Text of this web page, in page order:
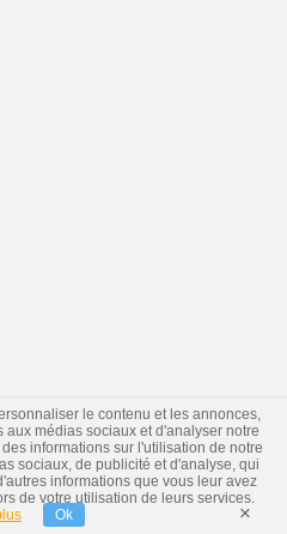
le contenu et les annonces,
médias sociaux et d'analyser notre
informations sur l'utilisation de notre
sociaux, de publicité et d'analyse, qui
informations que vous leur avez
de votre utilisation de leurs services.
Ok ×